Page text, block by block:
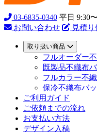
03-6835-0340 平日 9:30
お問い合わせ
見積
取り扱い商品
フルオーダー
既製品不織布
フルカラー不
保冷不織布バ
ご利用ガイド
ご依頼までの流れ
お支払い方法
デザイン入稿